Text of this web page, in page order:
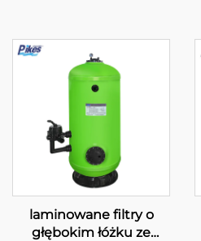
laminowane filtry o
głębokim łóżku ze